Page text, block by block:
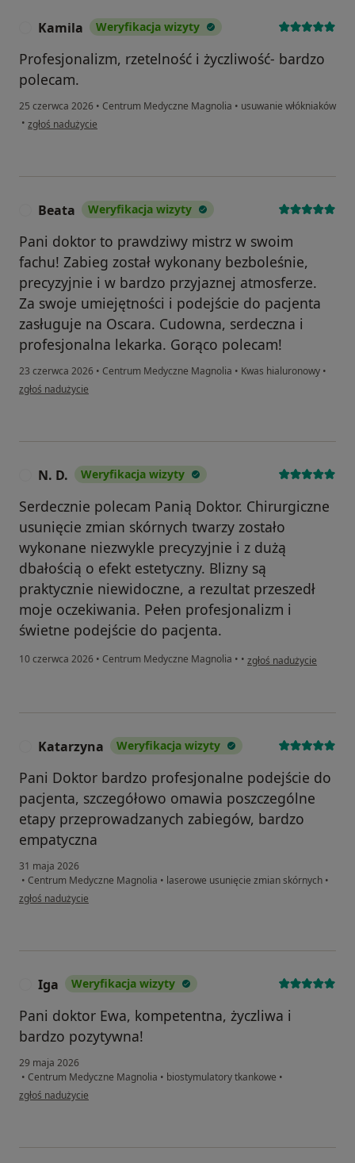
Kamila Weryfikacja wizyty
Profesjonalizm, rzetelność i życzliwość- bardzo
polecam.
25 czerwca 2026 • Centrum Medyczne Magnolia • usuwanie włókniaków
• w opinii użytkownika Kamila
zgłoś nadużycie
Beata Weryfikacja wizyty
Pani doktor to prawdziwy mistrz w swoim
fachu! Zabieg został wykonany bezboleśnie,
precyzyjnie i w bardzo przyjaznej atmosferze.
Za swoje umiejętności i podejście do pacjenta
zasługuje na Oscara. Cudowna, serdeczna i
profesjonalna lekarka. Gorąco polecam!
23 czerwca 2026 • Centrum Medyczne Magnolia • Kwas hialuronowy •
w opinii użytkownika Beata
zgłoś nadużycie
N. D. Weryfikacja wizyty
Serdecznie polecam Panią Doktor. Chirurgiczne
usunięcie zmian skórnych twarzy zostało
wykonane niezwykle precyzyjnie i z dużą
dbałością o efekt estetyczny. Blizny są
praktycznie niewidoczne, a rezultat przeszedł
moje oczekiwania. Pełen profesjonalizm i
świetne podejście do pacjenta.
10 czerwca 2026 • Centrum Medyczne Magnolia • • w opinii użytkownika N.
zgłoś nadużycie
Katarzyna Weryfikacja wizyty
Pani Doktor bardzo profesjonalne podejście do
pacjenta, szczegółowo omawia poszczególne
etapy przeprowadzanych zabiegów, bardzo
empatyczna
31 maja 2026
• Centrum Medyczne Magnolia • laserowe usunięcie zmian skórnych •
w opinii użytkownika Katarzyna
zgłoś nadużycie
Iga Weryfikacja wizyty
Pani doktor Ewa, kompetentna, życzliwa i
bardzo pozytywna!
29 maja 2026
• Centrum Medyczne Magnolia • biostymulatory tkankowe •
w opinii użytkownika Iga
zgłoś nadużycie